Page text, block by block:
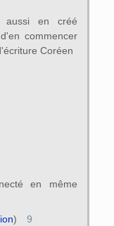
aussi en créé
commencer
Coréen
en même
)
9